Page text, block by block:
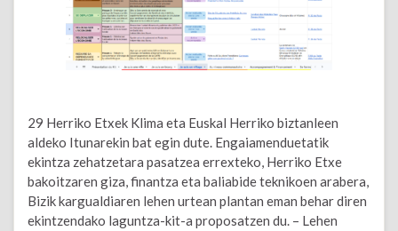
29 Herriko Etxek Klima eta Euskal Herriko biztanleen
aldeko Itunarekin bat egin dute. Engaiamenduetatik
ekintza zehatzetara pasatzea errexteko, Herriko Etxe
bakoitzaren giza, finantza eta baliabide teknikoen arabera,
Bizik kargualdiaren lehen urtean plantan eman behar diren
ekintzendako laguntza-kit-a proposatzen du. – Lehen